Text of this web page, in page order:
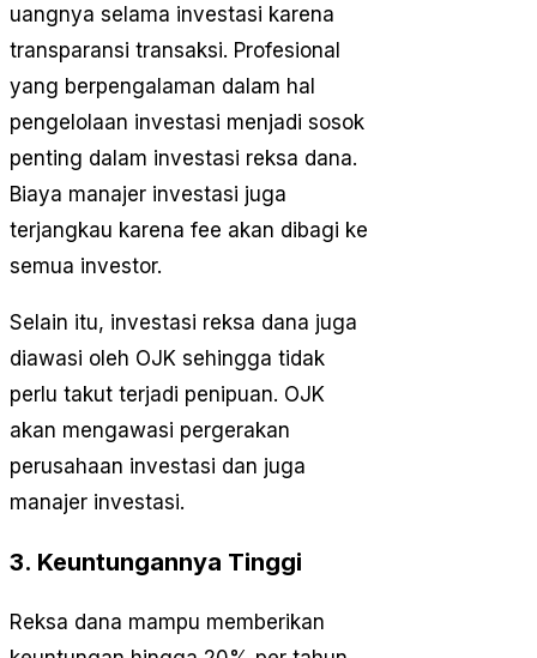
uangnya selama investasi karena
transparansi transaksi. Profesional
yang berpengalaman dalam hal
pengelolaan investasi menjadi sosok
penting dalam investasi reksa dana.
Biaya manajer investasi juga
terjangkau karena fee akan dibagi ke
semua investor.
Selain itu, investasi reksa dana juga
diawasi oleh OJK sehingga tidak
perlu takut terjadi penipuan. OJK
akan mengawasi pergerakan
perusahaan investasi dan juga
manajer investasi.
3. Keuntungannya Tinggi
Reksa dana mampu memberikan